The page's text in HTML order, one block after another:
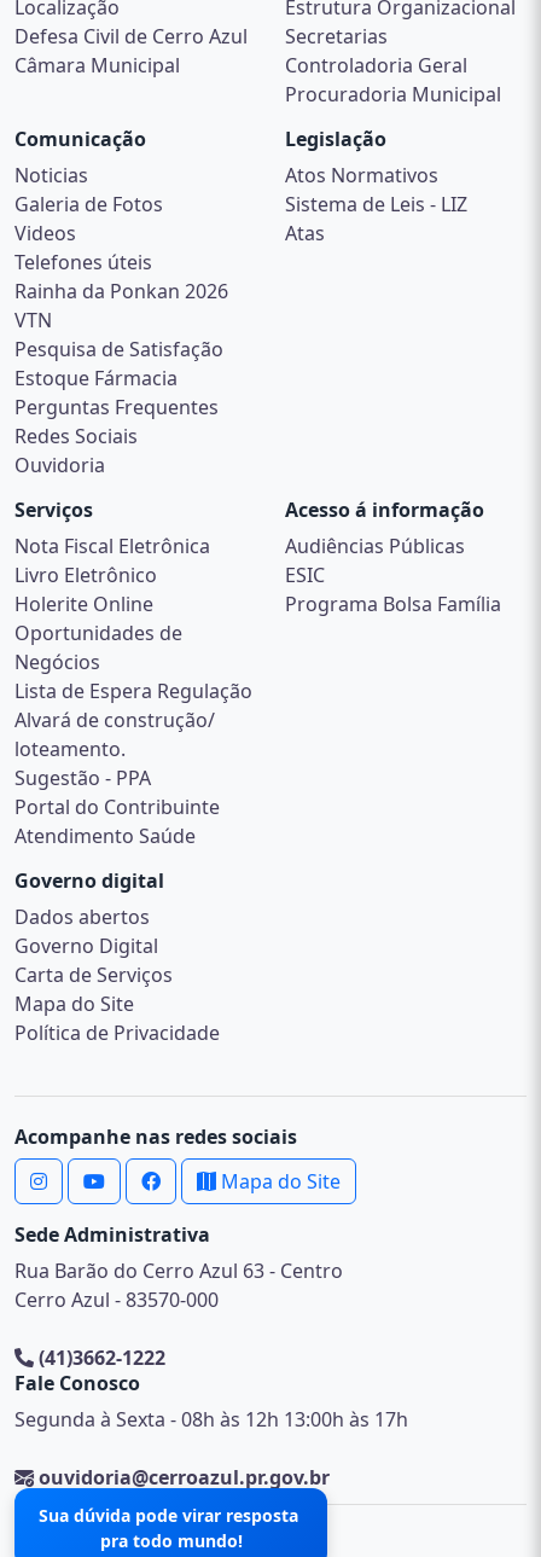
Localização
Defesa Civil de Cerro Azul
Câmara Municipal
Estrutura Organizacional
Secretarias
Controladoria Geral
Procuradoria Municipal
Comunicação
Noticias
Galeria de Fotos
Videos
Telefones úteis
Rainha da Ponkan 2026
VTN
Pesquisa de Satisfação
Estoque Fármacia
Perguntas Frequentes
Redes Sociais
Ouvidoria
Legislação
Atos Normativos
Sistema de Leis - LIZ
Atas
Serviços
Nota Fiscal Eletrônica
Livro Eletrônico
Holerite Online
Oportunidades de
Negócios
Lista de Espera Regulação
Alvará de construção/
loteamento.
Sugestão - PPA
Portal do Contribuinte
Atendimento Saúde
Acesso á informação
Audiências Públicas
ESIC
Programa Bolsa Família
Governo digital
Dados abertos
Governo Digital
Carta de Serviços
Mapa do Site
Política de Privacidade
Acompanhe nas redes sociais
Mapa do Site
Sede Administrativa
Rua Barão do Cerro Azul 63 - Centro
Cerro Azul - 83570-000
(41)3662-1222
Fale Conosco
Segunda à Sexta - 08h às 12h 13:00h às 17h
ouvidoria@cerroazul.pr.gov.br
Sua dúvida pode virar resposta
pra todo mundo!